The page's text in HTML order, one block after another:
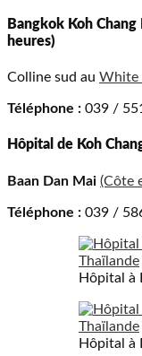
Bangkok Koh
heures)
Colline sud au White
Téléphone : 039 /
Hôpital de Koh
Baan Dan Mai (Côte
Téléphone : 039 /
Hôpital à
Hôpital à